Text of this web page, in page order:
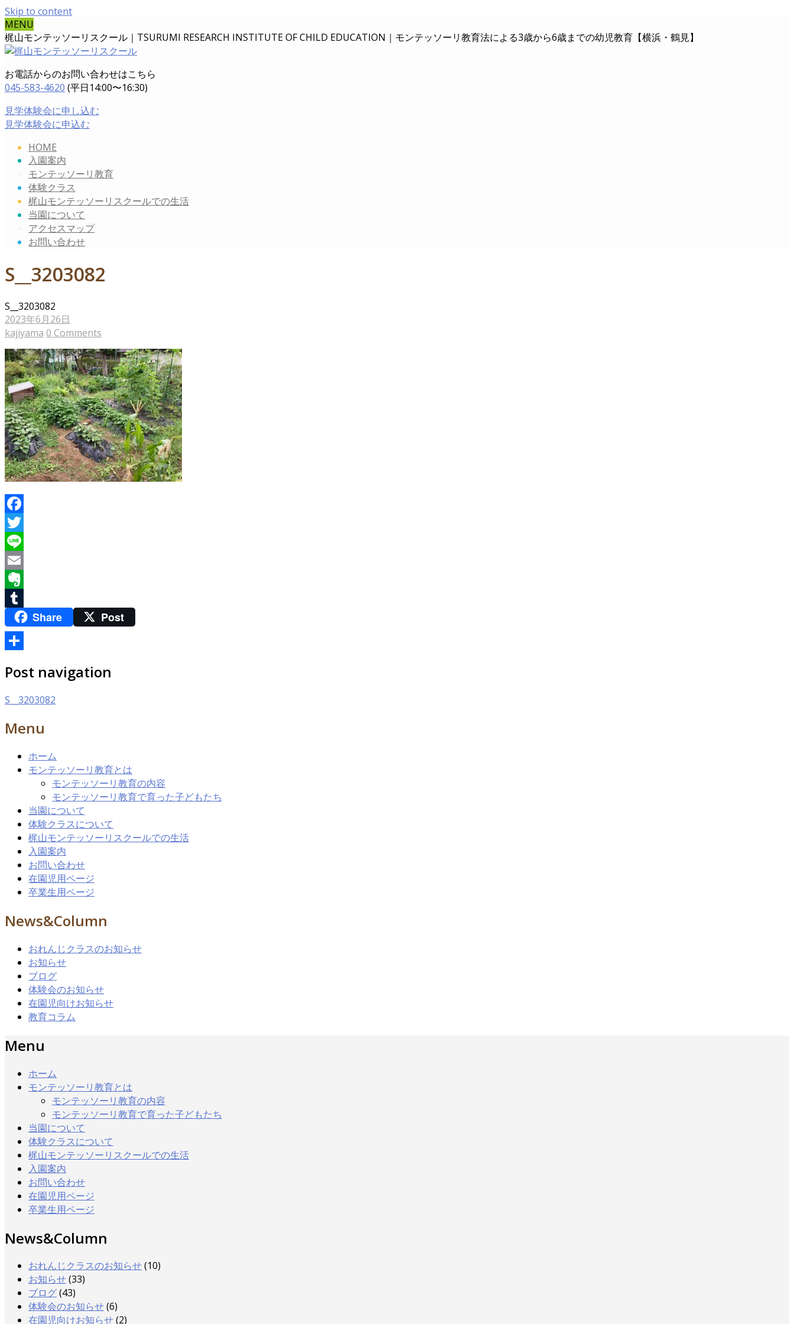
Skip to content
MENU
梶山モンテッソーリスクール｜TSURUMI RESEARCH INSTITUTE OF CHILD EDUCATION｜ モンテッソーリ教育法による3歳から6歳までの幼児教育【横浜・鶴見】
お電話からのお問い合わせはこちら
045-583-4620 (平日14:00〜16:30)
見学体験会に申し込む
見学体験会に申込む
HOME
入園案内
モンテッソーリ教育
体験クラス
梶山モンテッソーリスクールでの生活
当園について
アクセスマップ
お問い合わせ
S__3203082
S__3203082
2023年6月26日
kajiyama 0 Comments
Facebook
Twitter
Line
Email
Evernote
TumblrShare Post
有
Post navigation
S__3203082
Menu
ホーム
モンテッソーリ教育とは
モンテッソーリ教育の内容
モンテッソーリ教育で育った子どもたち
当園について
体験クラスについて
梶山モンテッソーリスクールでの生活
入園案内
お問い合わせ
在園児用ページ
卒業生用ページ
News&Column
おれんじクラスのお知らせ
お知らせ
ブログ
体験会のお知らせ
在園児向けお知らせ
教育コラム
Menu
ホーム
モンテッソーリ教育とは
モンテッソーリ教育の内容
モンテッソーリ教育で育った子どもたち
当園について
体験クラスについて
梶山モンテッソーリスクールでの生活
入園案内
お問い合わせ
在園児用ページ
卒業生用ページ
News&Column
おれんじクラスのお知らせ(10)
お知らせ(33)
ブログ(43)
体験会のお知らせ(6)
在園児向けお知らせ(2)